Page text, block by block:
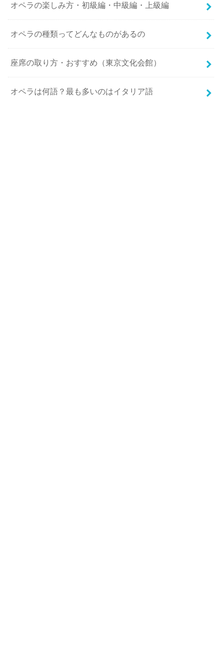
オペラの楽しみ方・初級編・中級編・上級編
オペラの種類ってどんなものがあるの
座席の取り方・おすすめ（東京文化会館）
オペラは何語？最も多いのはイタリア語